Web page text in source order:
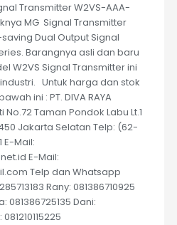
Transmitter W2VS-AAA-
MG Signal Transmitter
Dual Output Signal
Barangnya asli dan baru
W2VS Signal Transmitter ini
Untuk harga dan stok
ini : PT. DIVA RAYA
No.72 Taman Pondok Labu Lt.1
Jakarta Selatan Telp: (62-
E-Mail:
E-Mail:
Telp dan Whatsapp
Rany: 081386710925
081386725135 Dani: